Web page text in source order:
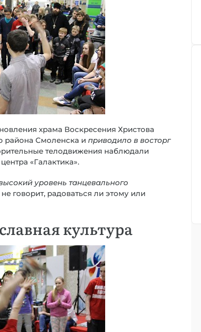
храма Воскресения Христова
района Смоленска и приводило в восторг
телодвижения наблюдали
«Галактика».
уровень танцевального
говорит, радоваться ли этому или
культура